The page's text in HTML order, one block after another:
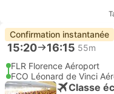
Confirmation instantanée
15:20 16:15 55m
FLR Florence Aéroport
FCO Léonard de Vinci
Classe